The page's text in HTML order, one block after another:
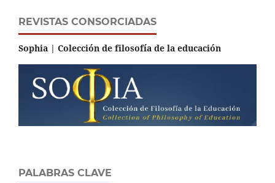
REVISTAS CONSORCIADAS
Sophia | Colección de filosofía de la educación
PALABRAS CLAVE